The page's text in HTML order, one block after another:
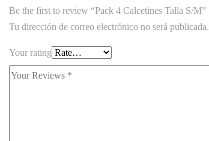
Be the first to review “Pack 4 Calcetines Talla S/M”
Tu dirección de correo electrónico no será publicada.
Your rating